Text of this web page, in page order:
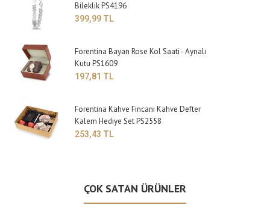
Bileklik PS4196
399,99 TL
Forentina Bayan Rose Kol Saati - Aynalı
Kutu PS1609
197,81 TL
Forentina Kahve Fincanı Kahve Defter
Kalem Hediye Set PS2558
253,43 TL
ÇOK SATAN ÜRÜNLER